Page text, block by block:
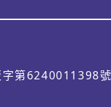
字第6240011398號